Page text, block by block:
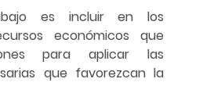
es incluir en los
económicos que
para aplicar las
que favorezcan la